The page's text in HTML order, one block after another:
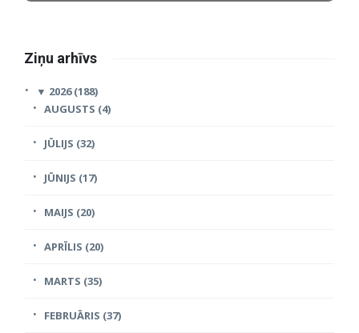
Ziņu arhīvs
▼ 2026 (188)
AUGUSTS (4)
JŪLIJS (32)
JŪNIJS (17)
MAIJS (20)
APRĪLIS (20)
MARTS (35)
FEBRUĀRIS (37)